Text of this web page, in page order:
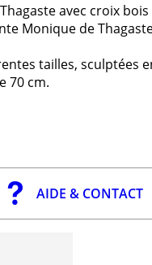
avec croix
Monique de
tailles, sculptées
70 cm.
AIDE & CONTACT